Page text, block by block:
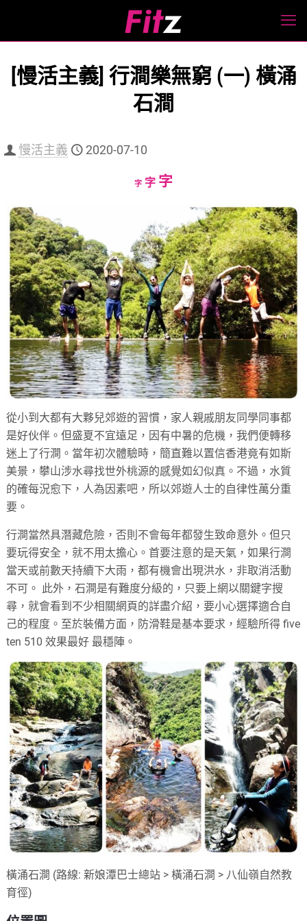
[慢活主義] 行澗樂無窮 (一) 橫涌
石澗
慢活主義 2020-07-10
字Decrease
字Reset
字Increase
size.
從小到大都有大夥兒郊遊的習慣，家人親戚朋友同學同事都
是好伙伴。但盛夏不宜遠足，因有中暑的危機，我們便轉移
迷上了行澗。當年初次體驗時，簡直難以置信香港竟有如斯
美景，攀山涉水尋找世外桃源的感覺如幻似真。不過，水質
的確每況愈下，人為因素吧，所以郊遊人士的自律性萬分重
要。
行澗當然具潛藏危險，否則不會每年都發生致命意外。但只
要玩得安全，就不用太擔心。首要注意的是天氣，如果行澗
當天或前數天持續下大雨，都有機會出現洪水，非取消活動
不可。 此外，石澗是有難度分級的，只要上網以關鍵字搜
尋，就會看到不少相關網頁的詳盡介紹，要小心選擇適合自
己的程度。至於裝備方面，防滑鞋是基本要求，經驗所得 five
ten 510 效果最好 最穩陣。
橫涌石澗 (路線: 新娘潭巴士總站 > 橫涌石澗 > 八仙嶺自然教
育徑)